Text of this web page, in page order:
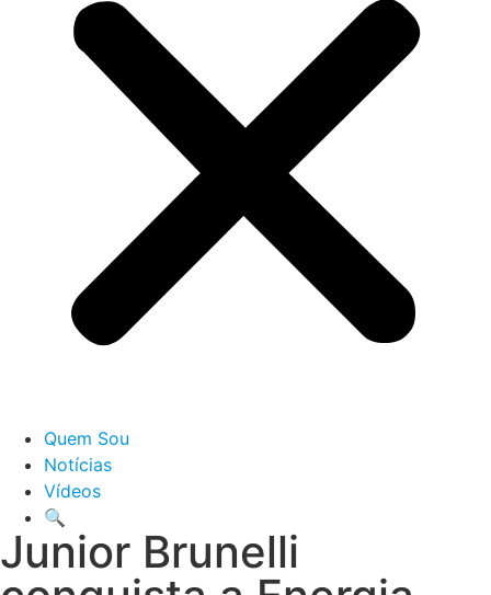
Quem Sou
Notícias
Vídeos
🔍
Junior Brunelli